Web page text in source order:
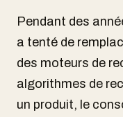
Pendant des
a tenté de
des moteurs de
algorithmes de
un produit, le